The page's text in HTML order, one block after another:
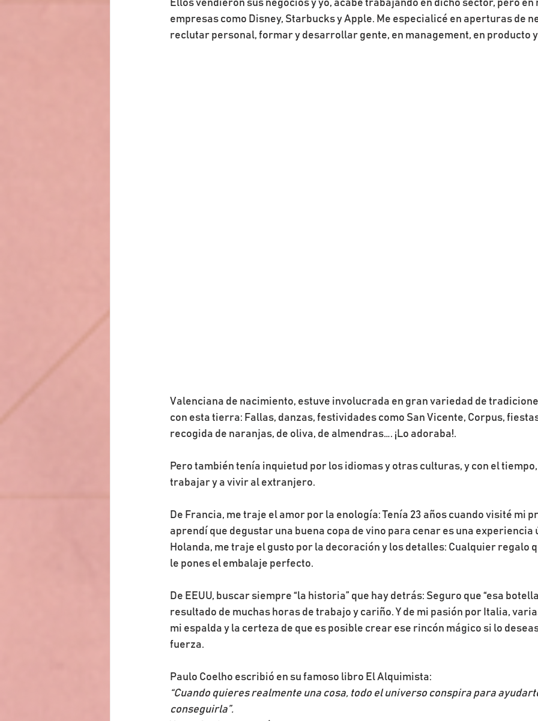
Ellos vendieron sus negocios y yo, acabé trabajando en dicho sector, pero en
empresas como Disney, Starbucks y Apple. Me especialicé en aperturas de
reclutar personal, formar y desarrollar gente, en management, en producto
Valenciana de nacimiento, estuve involucrada en gran variedad de
con esta tierra: Fallas, danzas, festividades como San Vicente, Corpus,
recogida de naranjas, de oliva, de almendras…. ¡Lo adoraba!.
Pero también tenía inquietud por los idiomas y otras culturas, y con el tiempo,
trabajar y a vivir al extranjero.
De Francia, me traje el amor por la enología: Tenía 23 años cuando visité mi
aprendí que degustar una buena copa de vino para cenar es una experiencia
Holanda, me traje el gusto por la decoración y los detalles: Cualquier regalo
le pones el embalaje perfecto.
De EEUU, buscar siempre “la historia” que hay detrás: Seguro que “esa
resultado de muchas horas de trabajo y cariño. Y de mi pasión por Italia,
mi espalda y la certeza de que es posible crear ese rincón mágico si lo
fuerza.
Paulo Coelho escribió en su famoso libro El Alquimista:
“Cuando quieres realmente una cosa, todo el universo conspira para
conseguirla”.